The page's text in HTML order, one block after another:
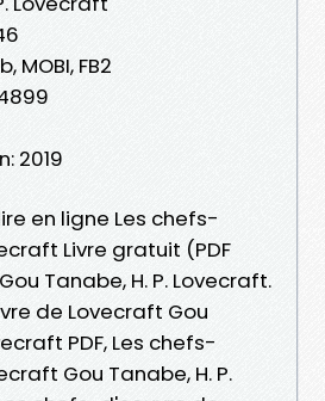
MOBI, FB2
2019
en ligne Les chefs-
Livre gratuit (PDF
Tanabe, H. P. Lovecraft.
de Lovecraft Gou
PDF, Les chefs-
Gou Tanabe, H. P.